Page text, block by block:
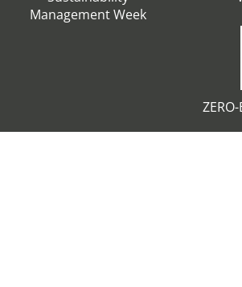
Management Week